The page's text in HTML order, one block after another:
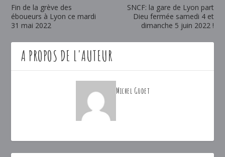
Fin de la grève des
éboueurs à Lyon ce mardi
31 mai 2022
SNCF: la gare de Lyon part
Dieu fermée samedi 4 et
dimanche 5 juin 2022 !
A PROPOS DE L'AUTEUR
Michel Godet